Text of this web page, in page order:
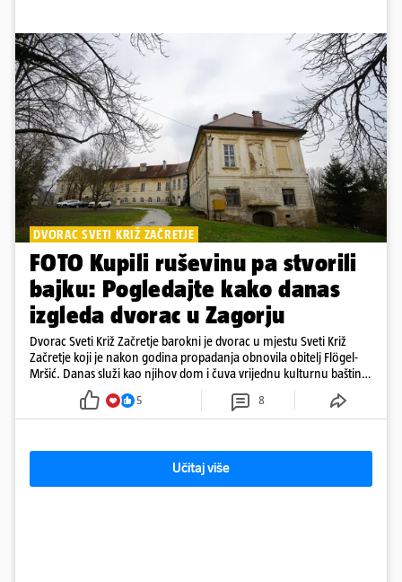
DVORAC SVETI KRIŽ ZAČRETJE
FOTO Kupili ruševinu pa stvorili
bajku: Pogledajte kako danas
izgleda dvorac u Zagorju
Dvorac Sveti Križ Začretje barokni je dvorac u mjestu Sveti Križ
Začretje koji je nakon godina propadanja obnovila obitelj Flögel-
Mršić. Danas služi kao njihov dom i čuva vrijednu kulturnu baštinu
davno zaboravljenog vremena
5 8
Učitaj više